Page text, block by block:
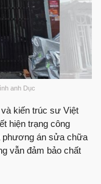
anh Dục
kiến trúc sư Việt
hiện trạng công
phương án sửa chữa
vẫn đảm bảo chất